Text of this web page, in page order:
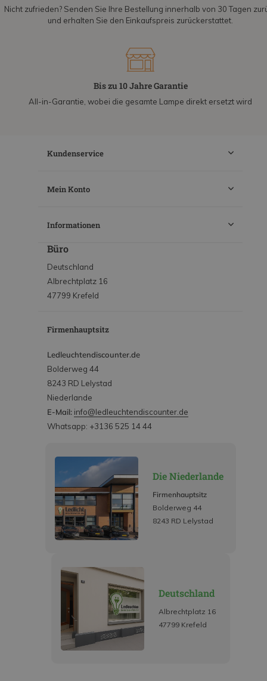
Nicht zufrieden? Senden Sie Ihre Bestellung innerhalb von 30 Tagen
und erhalten Sie den Einkaufspreis zurückerstattet.
Bis zu 10 Jahre Garantie
All-in-Garantie, wobei die gesamte Lampe direkt ersetzt wird
Kundenservice
Mein Konto
Informationen
Büro
Deutschland
Albrechtplatz 16
47799 Krefeld
Firmenhauptsitz
Ledleuchtendiscounter.de
Bolderweg 44
8243 RD Lelystad
Niederlande
E-Mail: info@ledleuchtendiscounter.de
Whatsapp: +3136 525 14 44
Die Niederlande
Firmenhauptsitz
Bolderweg 44
8243 RD Lelystad
Deutschland
Albrechtplatz 16
47799 Krefeld